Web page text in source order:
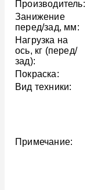
Производитель:
Занижение
перед/зад, мм:
Нагрузка на
ось, кг (перед/
зад):
Покраска:
Вид техники:
Примечание: